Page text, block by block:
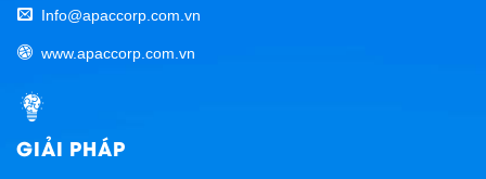
Info@apaccorp.com.vn
www.apaccorp.com.vn
GIẢI PHÁP